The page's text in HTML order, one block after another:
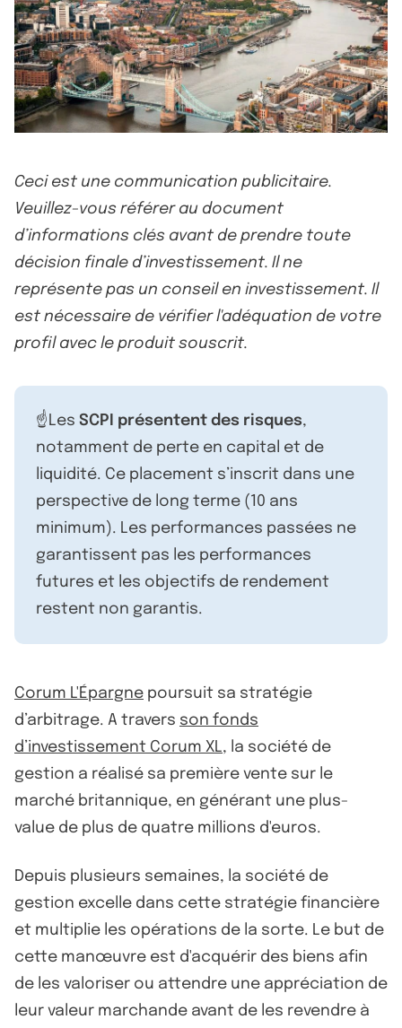
Ceci est une communication publicitaire.
Veuillez-vous référer au document
d’informations clés avant de prendre toute
décision finale d’investissement. Il ne
représente pas un conseil en investissement. Il
est nécessaire de vérifier l'adéquation de votre
profil avec le produit souscrit.
☝️Les SCPI présentent des risques,
notamment de perte en capital et de
liquidité. Ce placement s’inscrit dans une
perspective de long terme (10 ans
minimum). Les performances passées ne
garantissent pas les performances
futures et les objectifs de rendement
restent non garantis.
Corum L'Épargne poursuit sa stratégie
d’arbitrage. A travers son fonds
d’investissement Corum XL, la société de
gestion a réalisé sa première vente sur le
marché britannique, en générant une plus-
value de plus de quatre millions d'euros.
Depuis plusieurs semaines, la société de
gestion excelle dans cette stratégie financière
et multiplie les opérations de la sorte. Le but de
cette manœuvre est d'acquérir des biens afin
de les valoriser ou attendre une appréciation de
leur valeur marchande avant de les revendre à